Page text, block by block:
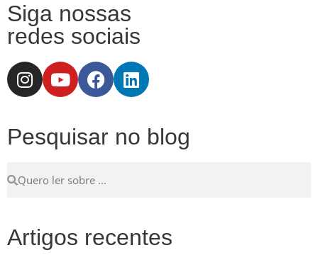
Siga nossas
redes sociais
Pesquisar no blog
Artigos recentes